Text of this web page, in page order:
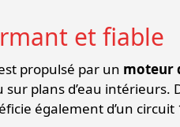
et fiable
propulsé par un moteur
plans d’eau intérieurs.
également d’un